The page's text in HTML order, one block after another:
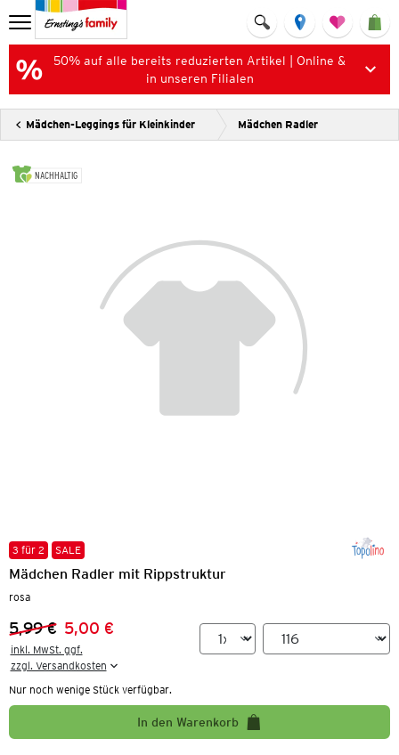
50% auf alle bereits reduzierten Artikel | Online &
in unseren Filialen
Mädchen-Leggings für Kleinkinder Mädchen Radler
NACHHALTIG
3 für 2 SALE
Mädchen Radler mit Rippstruktur
rosa
Vorheriger Preis:
5,99 €
Neuer Preis:
5,00 €
inkl. MwSt. ggf.
zzgl. Versandkosten
Nur noch wenige Stück verfügbar.
In den Warenkorb